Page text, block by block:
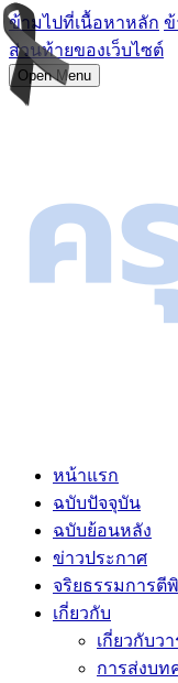
ข้ามไปที่เนื้อหาหลัก ข้
ส่วนท้ายของเว็บไซต์
Open Menu
หน้าแรก
ฉบับปัจจุบัน
ฉบับย้อนหลัง
ข่าวประกาศ
จริยธรรมการตี
เกี่ยวกับ
เกี่ยวกับว
การส่งบท